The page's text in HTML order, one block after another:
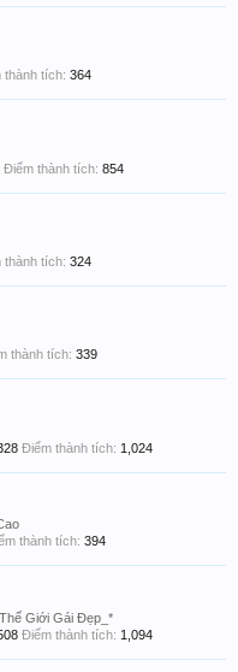
thành tích: 364
Điểm thành tích: 854
thành tích: 324
thành tích: 339
Điểm thành tích: 1,024
thành tích: 394
Giới Gái Đẹp_*
Điểm thành tích: 1,094